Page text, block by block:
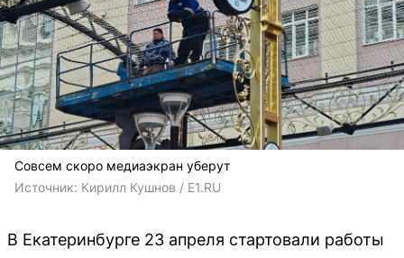
Совсем скоро медиаэкран уберут
Источник: Кирилл Кушнов / E1.RU
В Екатеринбурге 23 апреля стартовали работы